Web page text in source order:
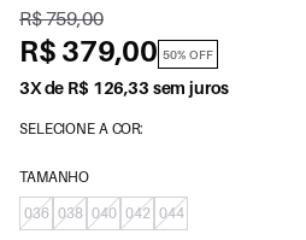
R$ 759,00
R$ 379,00 50% OFF
3X de R$ 126,33 sem juros
SELECIONE A COR:
TAMANHO
036 038 040 042 044